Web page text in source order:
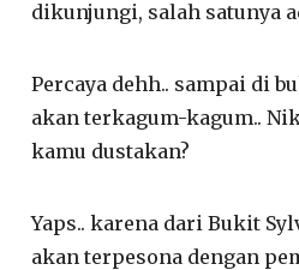
dikunjungi, salah satunya
Percaya dehh.. sampai di
akan terkagum-kagum..
kamu dustakan?
Yaps.. karena dari Bukit
akan terpesona dengan